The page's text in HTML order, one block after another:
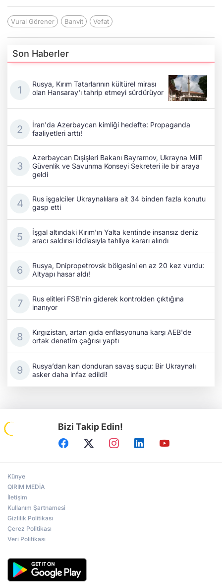
Vural Görener Banvit Vefat
Son Haberler
Rusya, Kırım Tatarlarının kültürel mirası
olan Hansaray'ı tahrip etmeyi sürdürüyor
İran'da Azerbaycan kimliği hedefte: Propaganda
faaliyetleri arttı!
Azerbaycan Dışişleri Bakanı Bayramov, Ukrayna Millî
Güvenlik ve Savunma Konseyi Sekreteri ile bir araya
geldi
Rus işgalciler Ukraynalılara ait 34 binden fazla konutu
gasp etti
İşgal altındaki Kırım'ın Yalta kentinde insansız deniz
aracı saldırısı iddiasıyla tahliye kararı alındı
Rusya, Dnipropetrovsk bölgesini en az 20 kez vurdu:
Altyapı hasar aldı!
Rus elitleri FSB'nin giderek kontrolden çıktığına
inanıyor
Kırgızistan, artan gıda enflasyonuna karşı AEB'de
ortak denetim çağrısı yaptı
Rusya’dan kan donduran savaş suçu: Bir Ukraynalı
asker daha infaz edildi!
Bizi Takip Edin!
Künye
QIRIM MEDİA
İletişim
Kullanım Şartnamesi
Gizlilik Politikası
Çerez Politikası
Veri Politikası